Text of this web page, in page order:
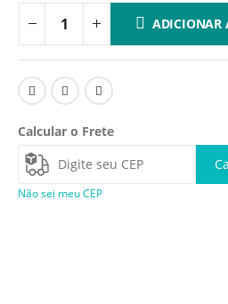
ADICIONAR
Calcular o Frete
Não sei meu CEP